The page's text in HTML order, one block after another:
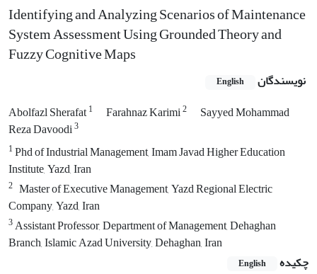
Identifying and Analyzing Scenarios of Maintenance
System Assessment Using Grounded Theory and
Fuzzy Cognitive Maps
نویسندگان English
Abolfazl Sherafat1 Farahnaz Karimi2
Sayyed Mohammad
Reza Davoodi3
1Phd of Industrial Management, Imam Javad Higher Education
Institute, Yazd, Iran
2 Master of Executive Management, Yazd Regional Electric
Company, Yazd, Iran
3Assistant Professor, Department of Management, Dehaghan
Branch, Islamic Azad University, Dehaghan, Iran
چکیده
English